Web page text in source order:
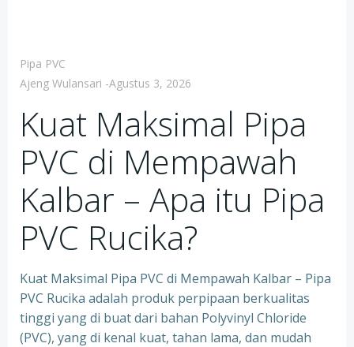
Pipa PVC
Ajeng Wulansari -Agustus 3, 2026
Kuat Maksimal Pipa
PVC di Mempawah
Kalbar – Apa itu Pipa
PVC Rucika?
Kuat Maksimal Pipa PVC di Mempawah Kalbar – Pipa
PVC Rucika adalah produk perpipaan berkualitas
tinggi yang di buat dari bahan Polyvinyl Chloride
(PVC), yang di kenal kuat, tahan lama, dan mudah